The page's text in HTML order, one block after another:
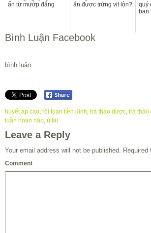
ẩn từ mướp đắng
ăn được trứng vịt lộn?
quý
bạn
Bình Luận Facebook
bình luận
huyết áp cao, rối loạn tiền đình, trà thảo dược, trà
tuần hoàn não, ù tai
Leave a Reply
Your email address will not be published. Required
Comment